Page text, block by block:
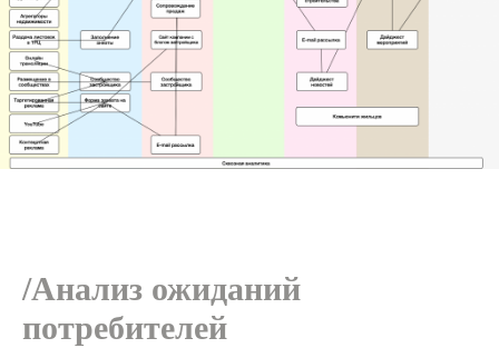
/Анализ ожиданий
потребителей